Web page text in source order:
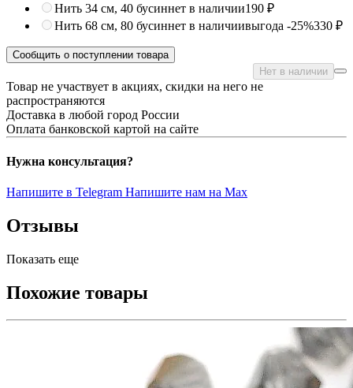
Нить 34 см, 40 бусиннет в наличии190 ₽
Нить 68 см, 80 бусиннет в наличиивыгода -25%330 ₽
Сообщить о поступлении товара
Нет в наличии
Товар не участвует в акциях, скидки на него не
распространяются
Доставка в любой город России
Оплата банковской картой на сайте
Нужна консультация?
Напишите в Telegram Напишите нам на Max
Отзывы
Показать еще
Похожие товары